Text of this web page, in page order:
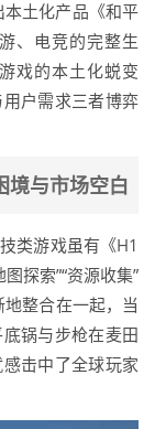
土化产品《和平
、电竞的完整生
戏的本土化蜕变
户需求三者博弈
境与市场空白
类游戏虽有《H1
探索”“资源收集”
地整合在一起，当
锅与步枪在麦田
击中了全球玩家